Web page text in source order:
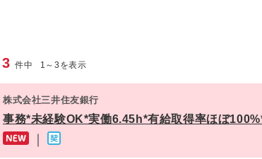
3 件中 1 ～3 を表示
株式会社三井住友銀行
事務*未経験OK*実働6.45h*有給取得率ほぼ